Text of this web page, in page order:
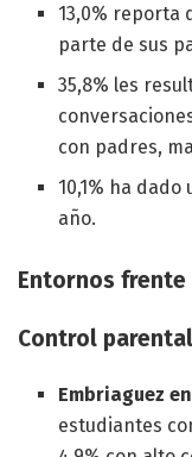
13,0% reporta
parte de sus
35,8% les
con padres,
10,1% ha
año.
Entornos frente
Control
Embriaguez
estudiantes